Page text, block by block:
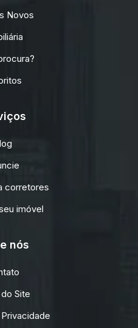
Novos
corretores
imóvel
nós
Site